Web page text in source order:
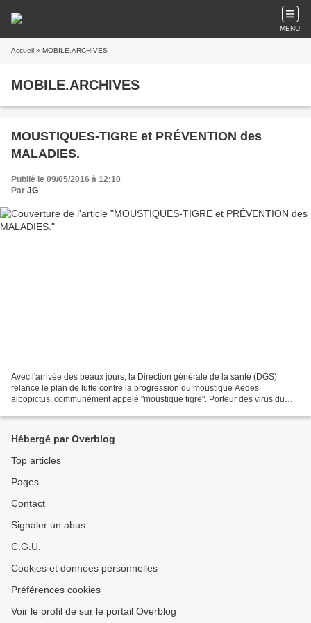
MENU
Accueil » MOBILE.ARCHIVES
MOBILE.ARCHIVES
MOUSTIQUES-TIGRE et PRÉVENTION des
MALADIES.
Publié le 09/05/2016 à 12:10
Par JG
Avec l'arrivée des beaux jours, la Direction générale de la santé (DGS)
relance le plan de lutte contre la progression du moustique Aedes
albopictus, communément appelé "moustique tigre". Porteur des virus du
Hébergé par Overblog
Top articles
Pages
Contact
Signaler un abus
C.G.U.
Cookies et données personnelles
Préférences cookies
Voir le profil de sur le portail Overblog